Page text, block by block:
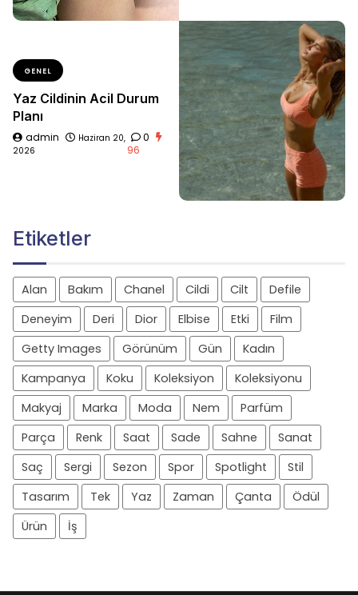
GENEL
Yaz Cildinin Acil Durum
Planı
admin
Haziran 20,
2026
0
96
Etiketler
Alan Bakım Chanel Cildi Cilt
Defile
Deneyim
Deri Dior Elbise Etki
Film
Getty Images
Görünüm Gün
Kadın
Kampanya
Koku Koleksiyon
Koleksiyonu
Makyaj
Marka Moda Nem
Parfüm
Parça
Renk Saat Sade Sahne
Sanat
Saç
Sergi Sezon Spor Spotlight
Stil
Tasarım
Tek Yaz Zaman Çanta
Ödül
Ürün
İş